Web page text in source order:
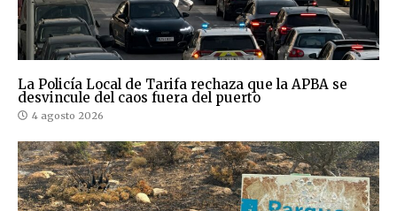
La Policía Local de Tarifa rechaza que la APBA se
desvincule del caos fuera del puerto
4 agosto 2026